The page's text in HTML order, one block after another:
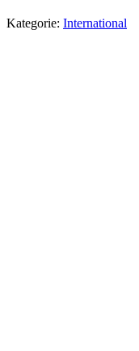
Kategorie: International